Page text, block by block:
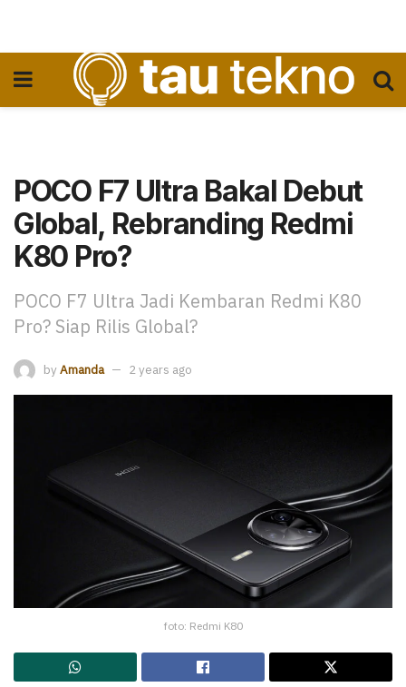
POCO F7 Ultra Bakal Debut
Global, Rebranding Redmi
K80 Pro?
POCO F7 Ultra Jadi Kembaran Redmi K80
Pro? Siap Rilis Global?
by Amanda 2 years ago
foto: Redmi K80